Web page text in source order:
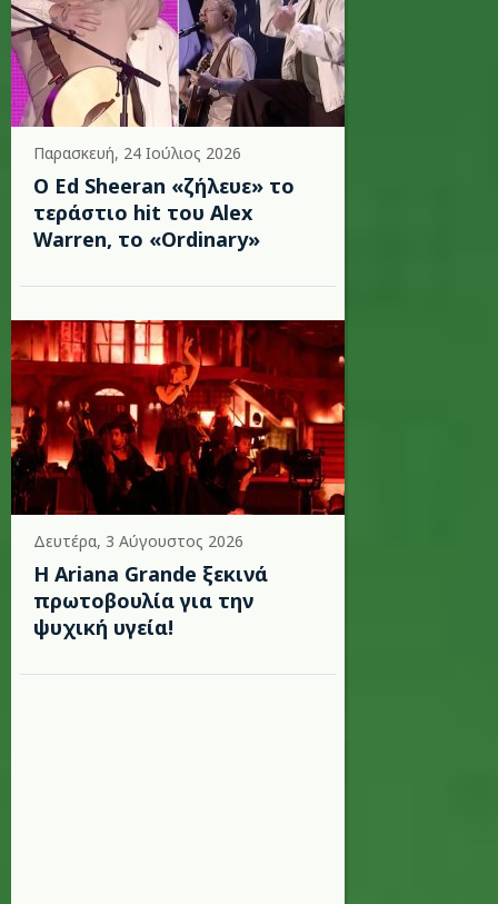
Παρασκευή, 24 Ιούλιος 2026
Ο Ed Sheeran «ζήλευε» το
τεράστιο hit του Alex
Warren, το «Ordinary»
Δευτέρα, 3 Αύγουστος 2026
Η Ariana Grande ξεκινά
πρωτοβουλία για την
ψυχική υγεία!